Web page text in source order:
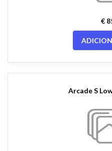
€
Arcade S